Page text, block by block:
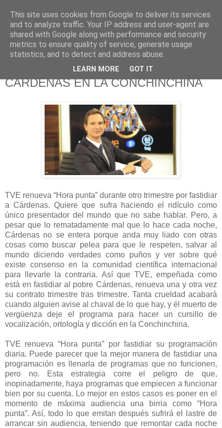
625 RANAS
LA TELEVISIÓN DESDE EL PUNTO DE VISTA BATRACIO
CÁRDENAS EN LA CONCHINCHINA
TVE renueva “Hora punta” durante otro trimestre por fastidiar
a Cárdenas. Quiere que sufra haciendo el ridículo como
único presentador del mundo que no sabe hablar. Pero, a
pesar que lo rematadamente mal que lo hace cada noche,
Cárdenas no se entera porque anda muy liado con otras
cosas como buscar pelea para que le respeten, salvar al
mundo diciendo verdades como puños y ver sobre qué
existe consenso en la comunidad científica internacional
para llevarle la contraria. Así que TVE, empeñada como
está en fastidiar al pobre Cárdenas, renueva una y otra vez
su contrato trimestre tras trimestre. Tanta crueldad acabará
cuando alguien avise al chaval de lo que hay, y él muerto de
vergüenza deje el programa para hacer un cursillo de
vocalización, ortología y dicción en la Conchinchina.
TVE renueva “Hora punta” por fastidiar su programación
diaria. Puede parecer que la mejor manera de fastidiar una
programación es llenarla de programas que no funcionen,
pero no. Esta estrategia corre el peligro de que,
inopinadamente, haya programas que empiecen a funcionar
bien por su cuenta. Lo mejor en estos casos es poner en el
momento de máxima audiencia una birria como “Hora
punta”. Así, todo lo que emitan después sufrirá el lastre de
arrancar sin audiencia, teniendo que remontar cada noche
This site uses cookies from Google to deliver its services
and to analyze traffic. Your IP address and user-agent are
shared with Google along with performance and security
metrics to ensure quality of service, generate usage
statistics, and to detect and address abuse.
LEARN MORE GOT IT